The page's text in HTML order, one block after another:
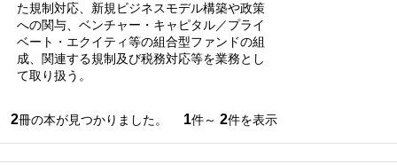
た規制対応、新規ビジネスモデル構築や政策
への関与、ベンチャー・キャピタル／プライ
ベート・エクイティ等の組合型ファンドの組
成、関連する規制及び税務対応等を業務とし
て取り扱う。
2冊の本が見つかりました。 1件～ 2件を表示